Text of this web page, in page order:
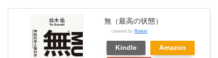
無（最高の状態）
created by Rinker
Kindle Amazon